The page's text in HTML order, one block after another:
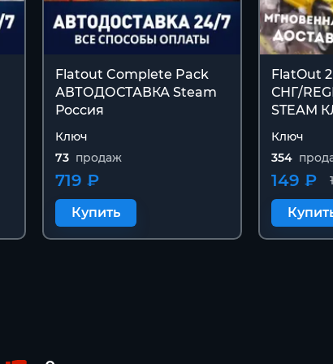
Flatout Complete Pack
АВТОДОСТАВКА Steam
Россия
Ключ
73 продаж
719 ₽
Купить
FlatOut
СНГ/
STEAM
Ключ
354
149 ₽